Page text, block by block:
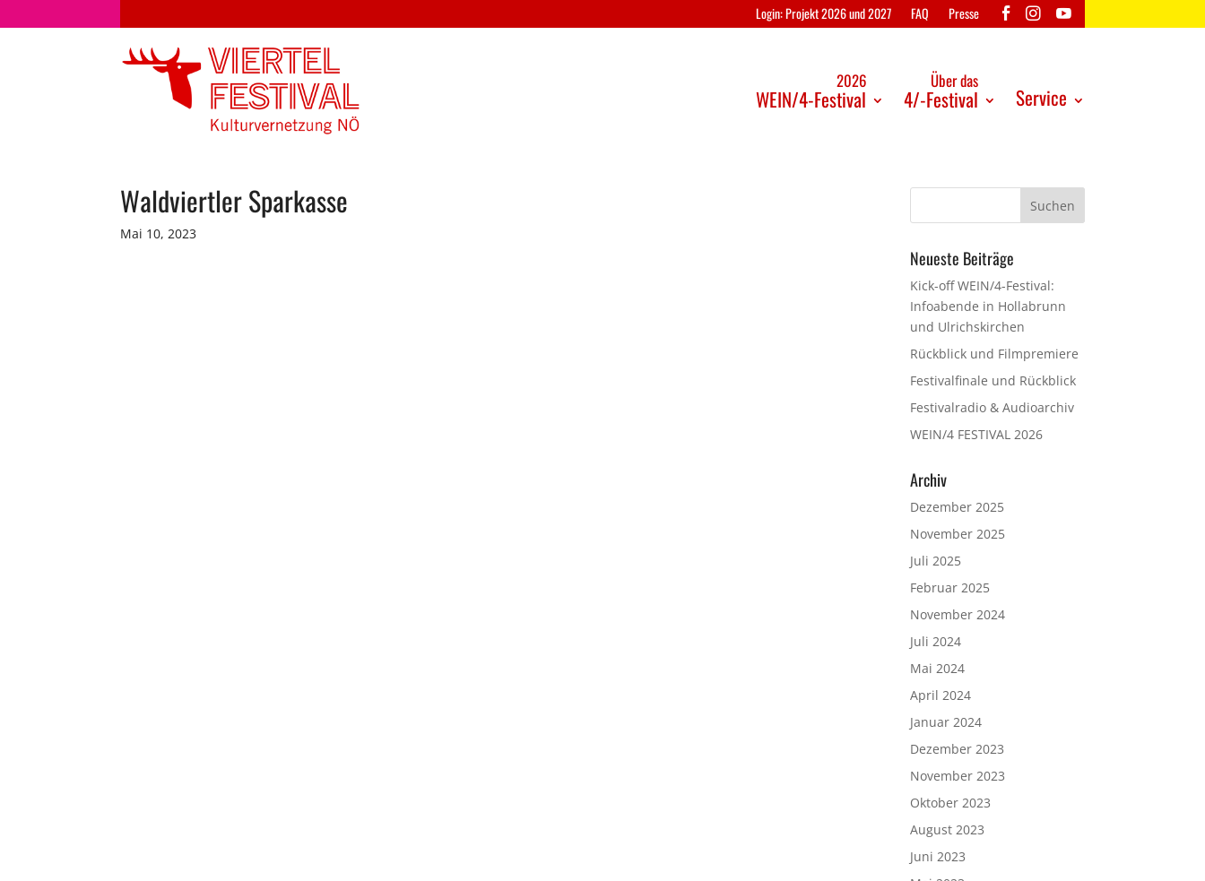
Login: Projekt 2026 und 2027 FAQ Presse
2026
WEIN/4-Festival
Über das
4/-Festival Service
Waldviertler Sparkasse
Mai 10, 2023
Neueste Beiträge
Kick-off WEIN/4-Festival:
Infoabende in Hollabrunn
und Ulrichskirchen
Rückblick und Filmpremiere
Festivalfinale und Rückblick
Festivalradio & Audioarchiv
WEIN/4 FESTIVAL 2026
Archiv
Dezember 2025
November 2025
Juli 2025
Februar 2025
November 2024
Juli 2024
Mai 2024
April 2024
Januar 2024
Dezember 2023
November 2023
Oktober 2023
August 2023
Juni 2023